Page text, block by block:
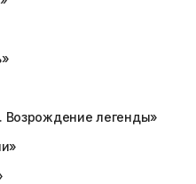
Возрождение легенды»